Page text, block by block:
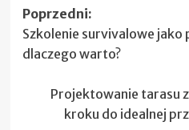
Zobacz
wpisy
Poprzedni:
Szkolenie survivalowe jako
dlaczego warto?
Projektowanie tarasu
kroku do idealnej